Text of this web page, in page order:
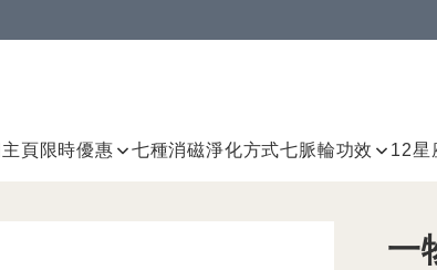
主頁限時優惠 七種消磁淨化方式七脈輪功效 12星
一